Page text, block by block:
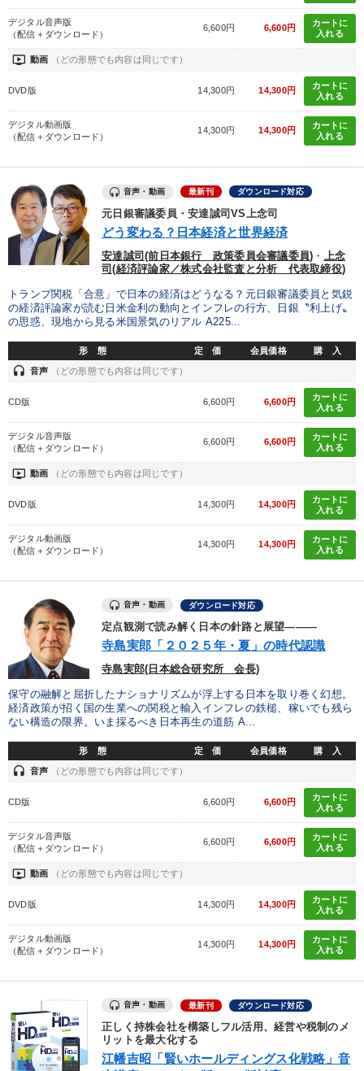
デジタル音声版
（配信＋ダウンロード）
6,600円 6,600円
カートに
入れる
ondemand_video 動画 （どの形態でも内容は同じです）
DVD版 14,300円 14,300円
カートに
入れる
デジタル動画版
（配信＋ダウンロード）
14,300円 14,300円
カートに
入れる
音声・動画 最新刊 ダウンロード対応
元日銀審議委員・安達誠司VS上念司
どう変わる？日本経済と世界経済
安達誠司(前日本銀行 政策委員会審議委員) ・
上念
司(経済評論家／株式会社監査と分析 代表取締役)
トランプ関税「合意」で日本の経済はどうなる？元日銀審議委員と気鋭
の経済評論家が読む日米金利の動向とインフレの行方、日銀〝利上げ〟
の思惑、現地から見る米国景気のリアル A225...
形 態 定 価 会員価格 購 入
headset 音声 （どの形態でも内容は同じです）
CD版 6,600円 6,600円
カートに
入れる
デジタル音声版
（配信＋ダウンロード）
6,600円 6,600円
カートに
入れる
ondemand_video 動画 （どの形態でも内容は同じです）
DVD版 14,300円 14,300円
カートに
入れる
デジタル動画版
（配信＋ダウンロード）
14,300円 14,300円
カートに
入れる
音声・動画 ダウンロード対応
定点観測で読み解く日本の針路と展望―――
寺島実郎「２０２５年・夏」の時代認識
寺島実郎(日本総合研究所 会長)
保守の融解と屈折したナショナリズムが浮上する日本を取り巻く幻想。
経済政策が招く国の生業への関税と輸入インフレの鉄槌、稼いでも残ら
ない構造の限界。いま採るべき日本再生の道筋 A...
形 態 定 価 会員価格 購 入
headset 音声 （どの形態でも内容は同じです）
CD版 6,600円 6,600円
カートに
入れる
デジタル音声版
（配信＋ダウンロード）
6,600円 6,600円
カートに
入れる
ondemand_video 動画 （どの形態でも内容は同じです）
DVD版 14,300円 14,300円
カートに
入れる
デジタル動画版
（配信＋ダウンロード）
14,300円 14,300円
カートに
入れる
音声・動画 最新刊 ダウンロード対応
正しく持株会社を構築しフル活用、経営や税制のメ
リットを最大化する
江幡吉昭「賢いホールディングス化戦略」音